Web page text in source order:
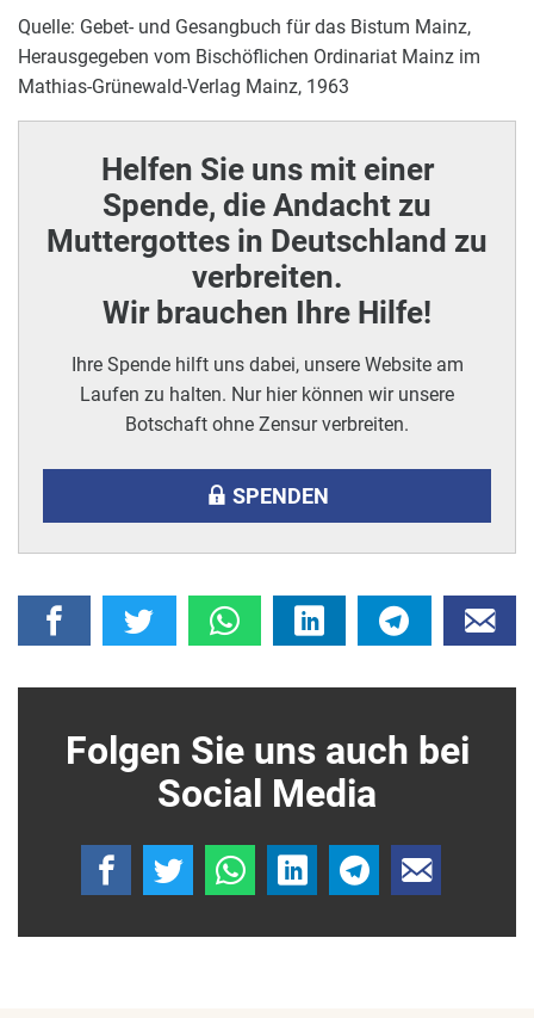
Quelle: Gebet- und Gesangbuch für das Bistum Mainz,
Herausgegeben vom Bischöflichen Ordinariat Mainz im
Mathias-Grünewald-Verlag Mainz, 1963
Helfen Sie uns mit einer
Spende, die Andacht zu
Muttergottes in Deutschland zu
verbreiten.
Wir brauchen Ihre Hilfe!
Ihre Spende hilft uns dabei, unsere Website am
Laufen zu halten. Nur hier können wir unsere
Botschaft ohne Zensur verbreiten.
SPENDEN
Folgen Sie uns auch bei
Social Media